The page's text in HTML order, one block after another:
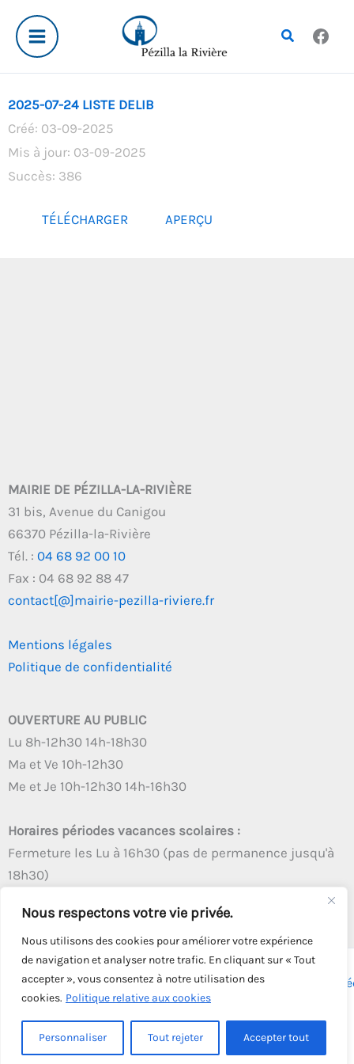
Nous respectons votre vie privée.
Nous utilisons des cookies pour améliorer votre expérience
de navigation et analyser notre trafic. En cliquant sur « Tout
accepter », vous consentez à notre utilisation des
cookies. Politique relative aux cookies
Personnaliser Tout rejeter Accepter tout
contenu
Rechercher
2025-07-24 LISTE DELIB
Créé: 03-09-2025
Mis à jour: 03-09-2025
Succès: 386
TÉLÉCHARGER APERÇU
MAIRIE DE PÉZILLA-LA-RIVIÈRE
31 bis, Avenue du Canigou
66370 Pézilla-la-Rivière
Tél. : 04 68 92 00 10
Fax : 04 68 92 88 47
contact[@]mairie-pezilla-riviere.fr
Mentions légales
Politique de confidentialité
OUVERTURE AU PUBLIC
Lu 8h-12h30 14h-18h30
Ma et Ve 10h-12h30
Me et Je 10h-12h30 14h-16h30
Horaires périodes vacances scolaires :
Fermeture les Lu à 16h30 (pas de permanence jusqu'à
18h30)
Copyright © 2026 - Tous droits réservés - | Webmaster
Solution